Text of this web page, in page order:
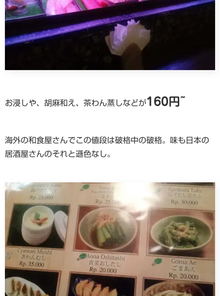
お浸しや、胡麻和え、茶わん蒸しなどが160円~
海外の和食屋さんでこの値段は破格中の破格。味も日本の
居酒屋さんのそれと遜色なし。